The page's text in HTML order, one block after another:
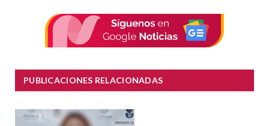
PUBLICACIONES RELACIONADAS